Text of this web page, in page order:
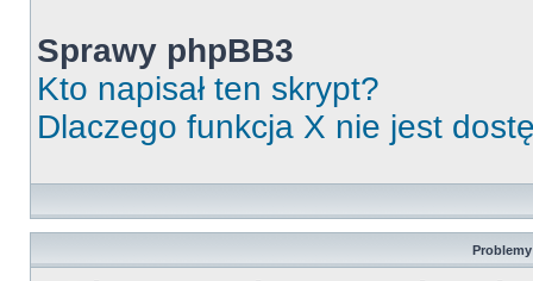
Sprawy phpBB3
Kto napisał ten skrypt?
Dlaczego funkcja X nie jest